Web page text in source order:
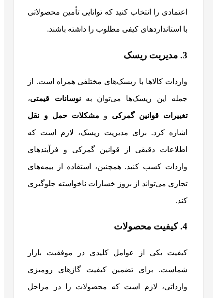
اعتمادی را انتخاب کنید که توانایی تأمین محصولاتی
با استانداردهای کیفی مطلوب را داشته باشند.
3. مدیریت ریسک
واردات کالاها با ریسک‌های مختلفی همراه است. از
جمله این ریسک‌ها می‌توان بهنوسانات قیمتی،
تغییرات قوانین گمرکی و مشکلات حمل و نقل
اشاره کرد. برای مدیریت ریسک، لازم است که
اطلاعات دقیقی از قوانین گمرکی و فرآیندهای
واردات کسب کنید. همچنین، استفاده از بیمه‌های
تجاری می‌تواند از بروز خسارات ناخواسته جلوگیری
کند.
4. کیفیت محصولات
کیفیت یکی از عوامل کلیدی در موفقیت بازار
شماست. برای تضمین کیفیت گازهای رومیزی
وارداتی، لازم است که محصولات را در مراحل